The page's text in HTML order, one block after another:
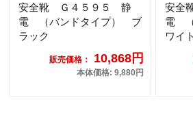
安全靴 Ｇ４５９５ 静
電 （バンドタイプ） ブ
ラック
販売価格： 10,868円
本体価格: 9,880円
安全
電
ワイト